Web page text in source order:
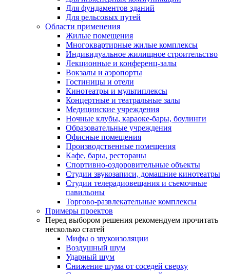
Для фундаментов зданий
Для рельсовых путей
Области применения
Жилые помещения
Многоквартирные жилые комплексы
Индивидуальное жилищное строительство
Лекционные и конференц-залы
Вокзалы и аэропорты
Гостиницы и отели
Кинотеатры и мультиплексы
Концертные и театральные залы
Медицинские учреждения
Ночные клубы, караоке-бары, боулинги
Образовательные учреждения
Офисные помещения
Производственные помещения
Кафе, бары, рестораны
Спортивно-оздоровительные объекты
Студии звукозаписи, домашние кинотеатры
Студии телерадиовещания и съемочные
павильоны
Торгово-развлекательные комплексы
Примеры проектов
Перед выбором решения рекомендуем прочитать
несколько статей
Мифы о звукоизоляции
Воздушный шум
Ударный шум
Снижение шума от соседей сверху